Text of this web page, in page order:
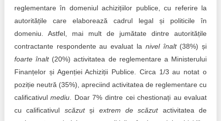
reglementare în domeniul achizițiilor publice, cu referire la
autoritățile care elaborează cadrul legal și politicile în
domeniu. Astfel, mai mult de jumătate dintre autoritățile
contractante respondente au evaluat la nivel înalt(38%) și
foarte înalt(20%) activitatea de reglementare a Ministerului
Finanțelor și Agenției Achiziții Publice. Circa 1/3 au notat o
poziție neutră (35%), apreciind activitatea de reglementare cu
calificativulmediu . Doar 7% dintre cei chestionați au evaluat
cu calificativul scăzutși extrem de scăzutactivitatea de